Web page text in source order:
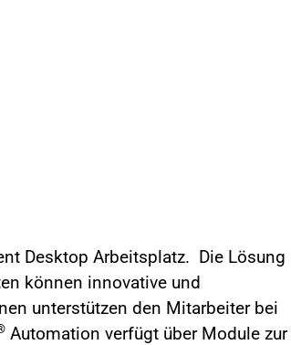
Desktop Arbeitsplatz. Die Lösung
können innovative und
unterstützen den Mitarbeiter bei
Automation verfügt über Module zur